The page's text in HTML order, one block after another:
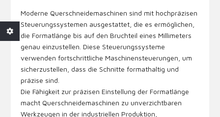
Moderne Querschneidemaschinen sind mit hochpräzisen
Steuerungssystemen ausgestattet, die es ermöglichen,
die Formatlänge bis auf den Bruchteil eines Millimeters
genau einzustellen. Diese Steuerungssysteme
verwenden fortschrittliche Maschinensteuerungen, um
sicherzustellen, dass die Schnitte formathaltig und
präzise sind.
Die Fähigkeit zur präzisen Einstellung der Formatlänge
macht Querschneidemaschinen zu unverzichtbaren
Werkzeugen in der industriellen Produktion,